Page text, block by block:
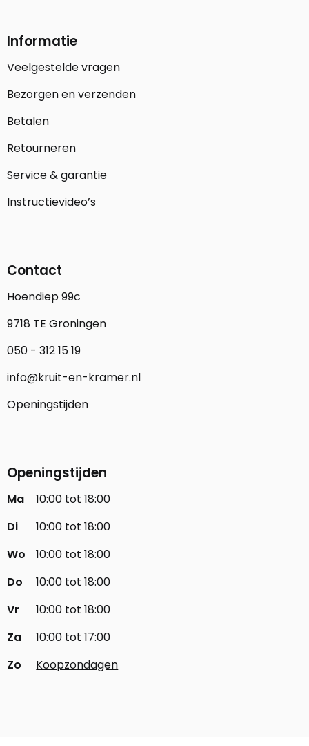
Informatie
Veelgestelde vragen
Bezorgen en verzenden
Betalen
Retourneren
Service & garantie
Instructievideo’s
Contact
Hoendiep 99c
9718 TE Groningen
050 - 312 15 19
info@kruit-en-kramer.nl
Openingstijden
Openingstijden
Ma
10:00 tot 18:00
Di
10:00 tot 18:00
Wo
10:00 tot 18:00
Do
10:00 tot 18:00
Vr
10:00 tot 18:00
Za
10:00 tot 17:00
Zo
Koopzondagen